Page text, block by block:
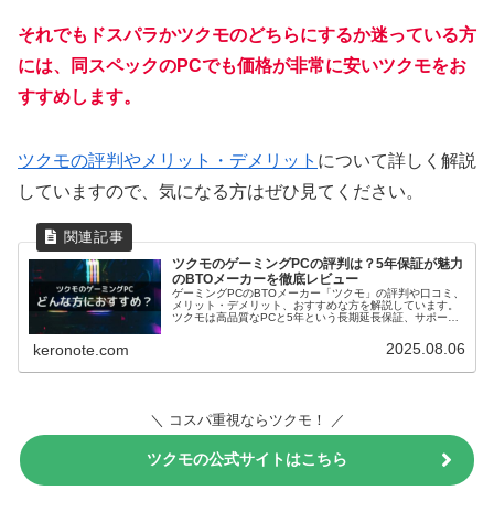
それでもドスパラかツクモのどちらにするか迷っている方
には、同スペックのPCでも価格が非常に安いツクモをお
すすめします。
ツクモの評判やメリット・デメリット について詳しく解説
していますので、気になる方はぜひ見てください。
ツクモのゲーミングPCの評判は？5年保証が魅力
のBTOメーカーを徹底レビュー
ゲーミングPCのBTOメーカー「ツクモ」の評判や口コミ、
メリット・デメリット、おすすめな方を解説しています。
ツクモは高品質なPCと5年という長期延長保証、サポート
ミングPCが自分に合っているか分かります。
keronote.com 2025.08.06
＼ コスパ重視ならツクモ！ ／
ツクモの公式サイトはこちら